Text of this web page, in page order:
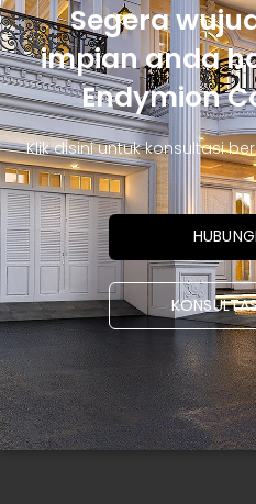
Segera
impian anda
Endymion
Klik disini untuk konsultasi